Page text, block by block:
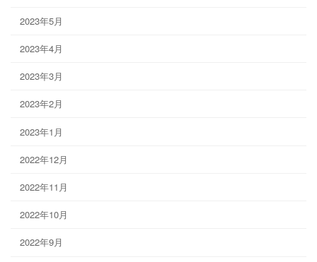
2023年5月
2023年4月
2023年3月
2023年2月
2023年1月
2022年12月
2022年11月
2022年10月
2022年9月